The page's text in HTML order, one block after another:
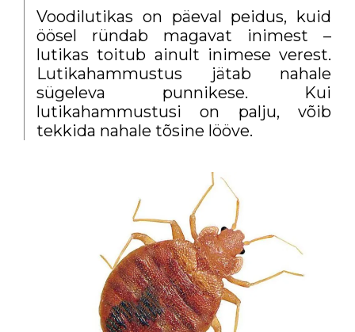
Voodilutikas on päeval peidus, kuid
öösel ründab magavat inimest –
lutikas toitub ainult inimese verest.
Lutikahammustus jätab nahale
sügeleva punnikese. Kui
lutikahammustusi on palju, võib
tekkida nahale tõsine lööve.